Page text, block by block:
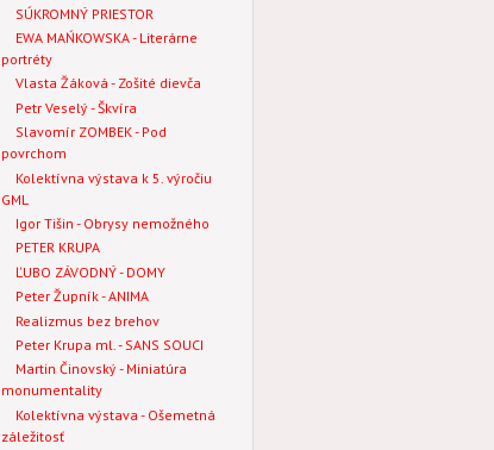
SÚKROMNÝ PRIESTOR
EWA MAŃKOWSKA - Literárne
portréty
Vlasta Žáková - Zošité dievča
Petr Veselý - Škvíra
Slavomír ZOMBEK - Pod
povrchom
Kolektívna výstava k 5. výročiu
GML
Igor Tišin - Obrysy nemožného
PETER KRUPA
ĽUBO ZÁVODNÝ - DOMY
Peter Župník - ANIMA
Realizmus bez brehov
Peter Krupa ml. - SANS SOUCI
Martin Činovský - Miniatúra
monumentality
Kolektívna výstava - Ošemetná
záležitosť